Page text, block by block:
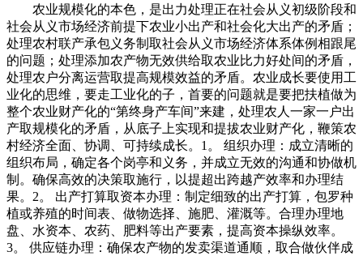
农业规模化的本色，是出力处理正在社会从义初级阶段和
社会从义市场经济前提下农业小出产和社会化大出产的矛盾；
处理农村联产承包义务制取社会从义市场经济体系体例相跟尾
的问题；处理添加农产物无效供给取农业比力好处间的矛盾，
处理农户分离运营取提高规模效益的矛盾。农业成长要使用工
业化的思维，要走工业化的子，首要的问题就是要把扶植做为
整个农业财产化的“第终身产车间”来建，处理农人一家一户出
产取规模化的矛盾，从底子上实现和提拔农业财产化，鞭策农
村经济全面、协调、可持续成长。1。 组织办理：成立清晰的
组织布局，确定各个岗亭和义务，并成立无效的沟通和协做机
制。确保高效的决策取施行，以提超出跨越产效率和办理结
果。2。 出产打算取资本办理：制定细致的出产打算，包罗种
植或养殖的时间表、做物选择、施肥、灌溉等。合理办理地
盘、水资本、农药、肥料等出产要素，提高资本操纵效率。
3。 供应链办理：确保农产物的发卖渠道通顺，取合做伙伴成